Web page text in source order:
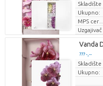
Cijena
Skladište
Ukupno:
MPS certifikat.
Uzgajivač
Vanda
??? -,--
Cijena
Skladište
Ukupno: